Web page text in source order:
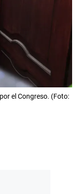
el Congreso. (Foto: